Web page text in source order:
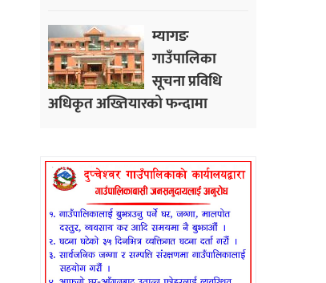
म्यागङ
गाउँपालिका
सूचना प्रविधि
अधिकृत अख्तियारको फन्दामा